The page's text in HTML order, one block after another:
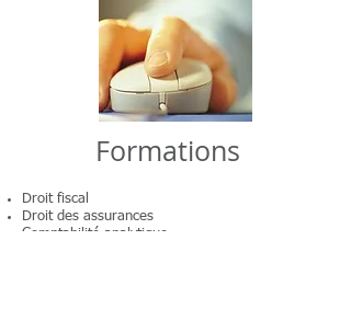
Formations
Droit fiscal
Droit des assurances
Comptabilité analytique